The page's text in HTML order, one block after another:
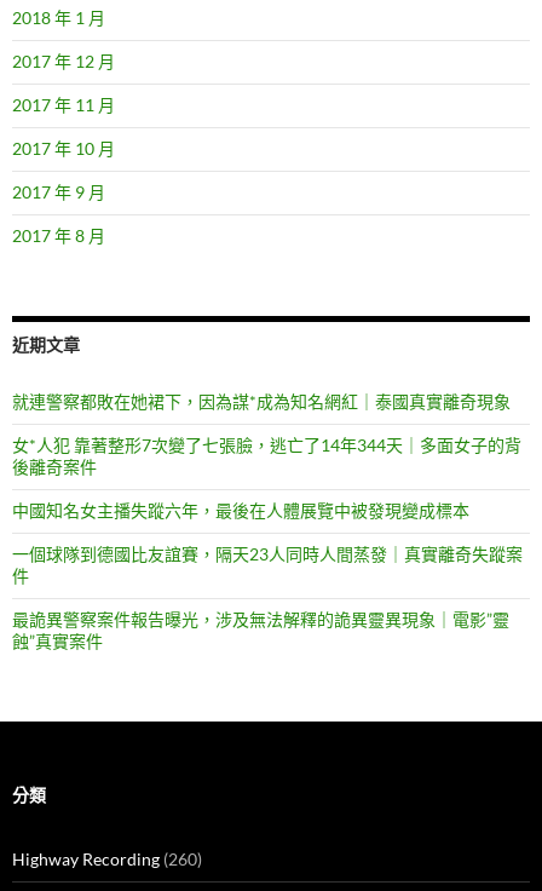
2018 年 1 月
2017 年 12 月
2017 年 11 月
2017 年 10 月
2017 年 9 月
2017 年 8 月
近期文章
就連警察都敗在她裙下，因為謀*成為知名網紅｜泰國真實離奇現象
女*人犯 靠著整形7次變了七張臉，逃亡了14年344天｜多面女子的背
後離奇案件
中國知名女主播失蹤六年，最後在人體展覽中被發現變成標本
一個球隊到德國比友誼賽，隔天23人同時人間蒸發｜真實離奇失蹤案
件
最詭異警察案件報告曝光，涉及無法解釋的詭異靈異現象｜電影”靈
蝕”真實案件
分類
Highway Recording (260)